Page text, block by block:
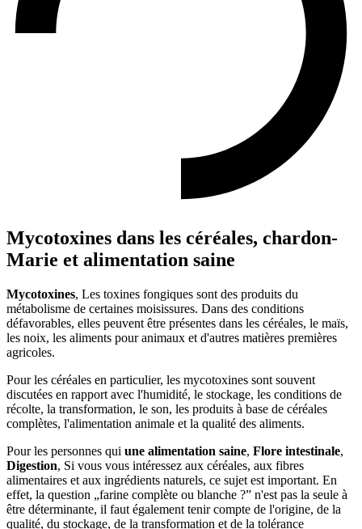
Mycotoxines dans les céréales, chardon-
Marie et alimentation saine
Mycotoxines, Les toxines fongiques sont des produits du
métabolisme de certaines moisissures. Dans des conditions
défavorables, elles peuvent être présentes dans les céréales, le maïs,
les noix, les aliments pour animaux et d'autres matières premières
agricoles.
Pour les céréales en particulier, les mycotoxines sont souvent
discutées en rapport avec l'humidité, le stockage, les conditions de
récolte, la transformation, le son, les produits à base de céréales
complètes, l'alimentation animale et la qualité des aliments.
Pour les personnes qui une alimentation saine, Flore intestinale,
Digestion, Si vous vous intéressez aux céréales, aux fibres
alimentaires et aux ingrédients naturels, ce sujet est important. En
effet, la question „farine complète ou blanche ?” n'est pas la seule à
être déterminante, il faut également tenir compte de l'origine, de la
qualité, du stockage, de la transformation et de la tolérance